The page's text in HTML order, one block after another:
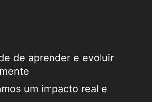
de aprender e evoluir
um impacto real e